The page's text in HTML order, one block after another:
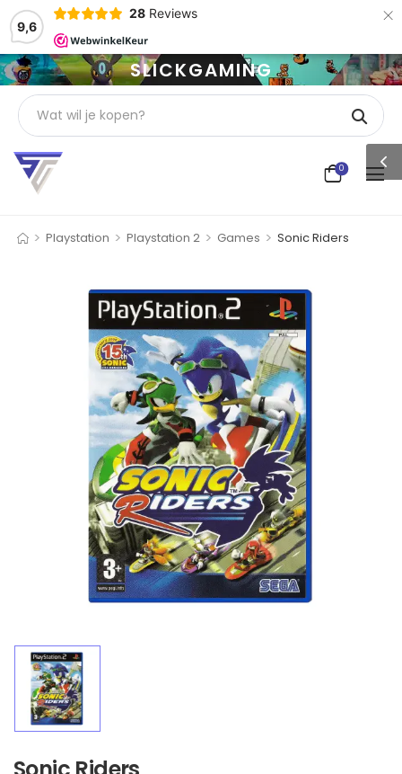
9,6
28 Reviews ×
SLICKGAMING
0
> Playstation > Playstation 2 > Games > Sonic Riders